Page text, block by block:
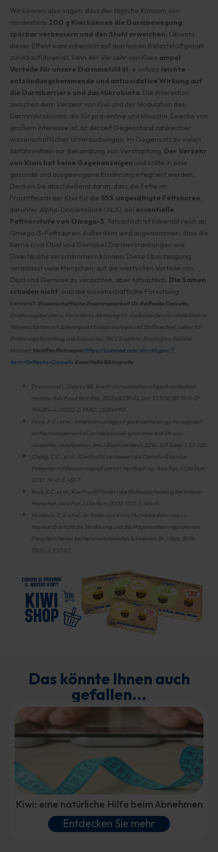
Wir können also sagen, dass der tägliche Konsum von
mindestens 200 g Kiwi können die Darmbewegung
spürbar verbessern und den Stuhl erweichen. Obwohl
dieser Effekt wahrscheinlich auf den hohen Ballaststoffgehalt
zurückzuführen ist, kann der Verzehr von Kiwis ampel
Vorteile für unsere Darmmotilität, e incluso leichte
entzündungshemmende und antioxidative Wirkung auf
die Darmbarriere und das Mikrobiota. Die Interaktion
zwischen dem Verzehr von Kiwi und der Modulation des
Darmmikrobioms, die für präventive und klinische Zwecke von
großem Interesse ist, ist derzeit Gegenstand zahlreicher
wissenschaftlicher Untersuchungen. Im Gegensatz zu vielen
Abführmitteln zur Behandlung von Verstopfung, Der Verzehr
von Kiwis hat keine Gegenanzeigen und sollte in eine
gesunde und ausgewogene Ernährung integriert werden.
Denken Sie abschließend daran, dass die Fette im
Fruchtfleisch der Kiwi für die 55% ungesättigte Fettsäuren,
darunter Alpha-Linolensäure (ALA), ein essentielle
Fettvorstufe von Omega-3. Tatsächlich ist Kiikernöl reich an
Omega-3-Fettsäuren. Außerdem wird angenommen, dass die
Kerne (von Obst und Gemüse) Darmerkrankungen wie
Divertikulitis verschlimmern können. Diese Überzeugung
veranlasst viele Menschen, auf die wertvollen Vorteile von
Obst und Gemüse zu verzichten, aber tatsächlich, Die Samen
schaden nicht, was die wissenschaftliche Forschung
beweist. Wissenschaftliche Zusammenarbeit Dr. Raffaella Cancello,
Ernährungsberaterin, Forscherin, Abteilung für medizinische und rehabilitative
Wissenschaften mit Schwerpunkt Endokrinologie und Stoffwechsel, Labor für
Ernährungsforschung und Adipositas, IRCCS-Istituto Auxologico Italiano
Mailand Veröffentlichungen:https://pubmed.ncbi.nlm.nih.gov/?
term=Raffaella+Cancello Essentielle Bibliografie
Drummond L, Gearry RB. Kiwifruit modulation of gastrointestinal
motility. Adv Food Nutr Res. 2013;68:219-32. doi: 10.1016/B978-0-12-
394294-4.00012-2. PMID: 23394990.
Ford, A.C., et al., American college of gastroenterology monograph
on the management of irritable bowel syndrome and chronic
idiopathic constipation. Am J Gastroenterol, 2014. 109 Suppl 1: S2-S26.
Chang, C.C., et al., Kiwifrucht verbessert die Darmfunktion bei
Patienten mit Reizdarmsyndrom mit Verstopfung. Asia Pac J Clin Nutr,
2010. 19(4): S. 451-7.
Rush, E.C. et al., Kiwifrucht fördert die Stuhlausscheidung bei älteren
Menschen. Asia Pac J Clin Nutr, 2002. 11(2): S. 164-8.
Montoya, C.A. et al., Actinidin aus Kiwis (Actinidia deliciosa cv.
Hayward) erhöht die Verdauung und die Magenentleerungsrate von
Fleischproteinen bei heranwachsenden Schweinen. Br J Nutr, 2014.
111(6): S. 957-67.
Das könnte Ihnen auch
gefallen...
Kiwi: eine natürliche Hilfe beim Abnehmen
Entdecken Sie mehr